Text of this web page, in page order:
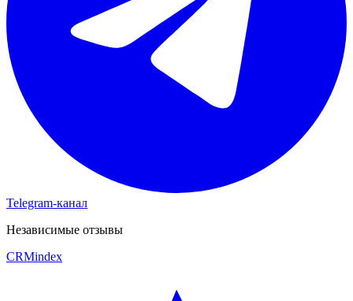
Telegram-канал
Независимые отзывы
CRMindex